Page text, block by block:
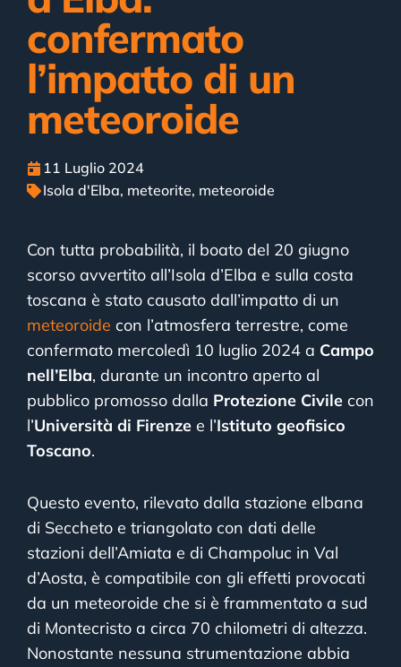
confermato
l’impatto di un
meteoroide
11 Luglio 2024
Isola d'Elba, meteorite, meteoroide
Con tutta probabilità, il boato del 20 giugno
scorso avvertito all’Isola d’Elba e sulla costa
toscana è stato causato dall’impatto di un
meteoroide con l’atmosfera terrestre, come
confermato mercoledì 10 luglio 2024 a Campo
nell’Elba, durante un incontro aperto al
pubblico promosso dalla Protezione Civile con
l’Università di Firenze e l’Istituto geofisico
Toscano.
Questo evento, rilevato dalla stazione elbana
di Seccheto e triangolato con dati delle
stazioni dell’Amiata e di Champoluc in Val
d’Aosta, è compatibile con gli effetti provocati
da un meteoroide che si è frammentato a sud
di Montecristo a circa 70 chilometri di altezza.
Nonostante nessuna strumentazione abbia